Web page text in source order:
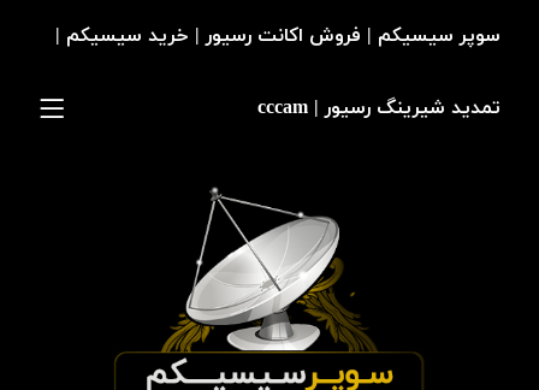
سوپر سیسیکم | فروش اکانت رسیور | خرید سیسیکم |
تمدید شیرینگ رسیور | cccam